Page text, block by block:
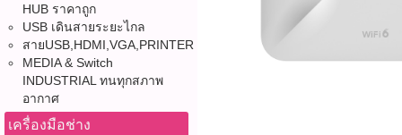
HUB ราคาถูก
USB เดินสายระยะไกล
สายUSB,HDMI,VGA,PRINTER
MEDIA & Switch
INDUSTRIAL ทนทุกสภาพ
อากาศ
เครื่องมือช่าง